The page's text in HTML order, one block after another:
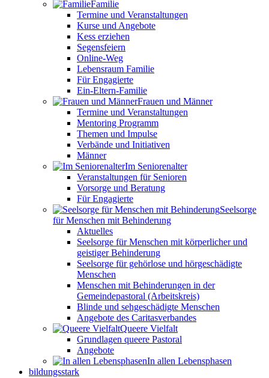
Familie
Termine und Veranstaltungen
Kurse und Angebote
Kess erziehen
Segensfeiern
Online-Weg
Lebensraum Familie
Für Engagierte
Ein-Eltern-Familie
Frauen und Männer
Termine und Veranstaltungen
Mentoring Programm
Themen und Impulse
Verbände und Initiativen
Männer
Im Seniorenalter
Veranstaltungen für Senioren
Vorsorge und Beratung
Für Engagierte
Seelsorge
für Menschen mit Behinderung
Aktuelles
Seelsorge für Menschen mit körperlicher und
geistiger Behinderung
Seelsorge für gehörlose und hörgeschädigte
Menschen
Menschen mit Behinderungen in der
Gemeindepastoral (Arbeitskreis)
Blinde und sehgeschädigte Menschen
Angebote des Caritasverbandes
Queere Vielfalt
Grundlagen queere Pastoral
Angebote
In allen Lebensphasen
bildungsstark